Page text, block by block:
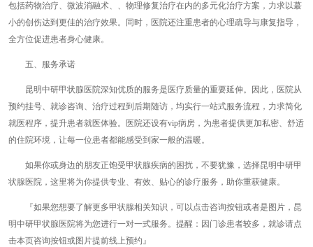
包括药物治疗、微波消融术、、物理修复治疗在内的多元化治疗方案，力求以蕞
小的创伤达到更佳的治疗效果。同时，医院还注重患者的心理疏导与康复指导，
全方位促进患者身心健康。
五、服务承诺
昆明中研甲状腺医院深知优质的服务是医疗质量的重要延伸。因此，医院从
预约挂号、就诊咨询、治疗过程到后期随访，均实行一站式服务流程，力求简化
就医程序，提升患者就医体验。医院还设有vip病房，为患者提供更加私密、舒适
的住院环境，让每一位患者都能感受到家一般的温暖。
如果你或身边的朋友正饱受甲状腺疾病的困扰，不要犹豫，选择昆明中研甲
状腺医院，这里将为你提供专业、有效、贴心的诊疗服务，助你重获健康。
『如果您想要了解更多甲状腺相关知识，可以点击咨询按钮或者是图片，昆
明中研甲状腺医院将为您进行一对一式服务。提醒：因门诊患者较多，就诊请点
击本页咨询按钮或图片提前线上预约』